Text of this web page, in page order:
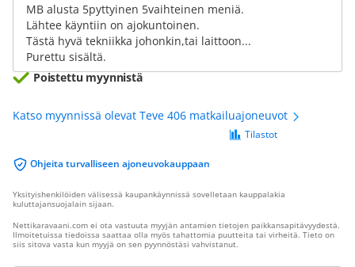
MB alusta 5pyttyinen 5vaihteinen meniä.
Lähtee käyntiin on ajokuntoinen.
Tästä hyvä tekniikka johonkin,tai laittoon...
Purettu sisältä.
Poistettu myynnistä
Katso myynnissä olevat Teve 406 matkailuajoneuvot
Ohjeita turvalliseen ajoneuvokauppaan
Tilastot
Yksityishenkilöiden välisessä kaupankäynnissä sovelletaan kauppalakia
kuluttajansuojalain sijaan.
Nettikaravaani.com ei ota vastuuta myyjän antamien tietojen paikkansapitävyydestä.
Ilmoitetuissa tiedoissa saattaa olla myös tahattomia puutteita tai virheitä. Tieto on
siis sitova vasta kun myyjä on sen pyynnöstäsi vahvistanut.